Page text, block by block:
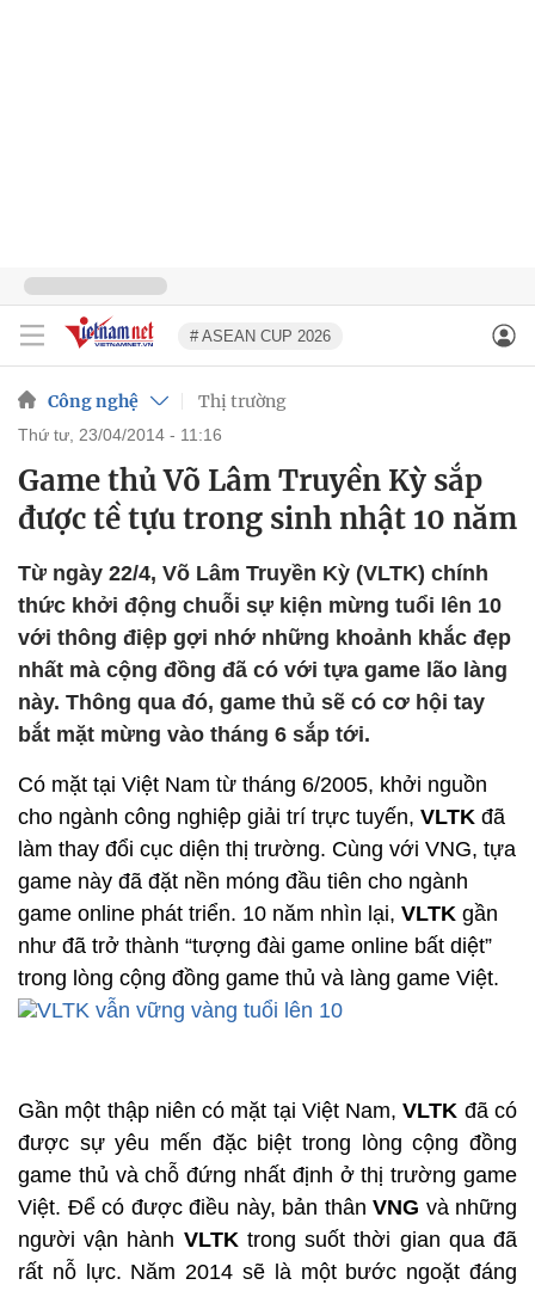
# ASEAN CUP 2026
Công nghệ Thị trường
thứ tư, 23/04/2014 - 11:16
Game thủ Võ Lâm Truyền Kỳ sắp
được tề tựu trong sinh nhật 10 năm
Từ ngày 22/4, Võ Lâm Truyền Kỳ (VLTK) chính
thức khởi động chuỗi sự kiện mừng tuổi lên 10
với thông điệp gợi nhớ những khoảnh khắc đẹp
nhất mà cộng đồng đã có với tựa game lão làng
này. Thông qua đó, game thủ sẽ có cơ hội tay
bắt mặt mừng vào tháng 6 sắp tới.
Có mặt tại Việt Nam từ tháng 6/2005, khởi nguồn
cho ngành công nghiệp giải trí trực tuyến, VLTK đã
làm thay đổi cục diện thị trường. Cùng với VNG, tựa
game này đã đặt nền móng đầu tiên cho ngành
game online phát triển. 10 năm nhìn lại, VLTK gần
như đã trở thành “tượng đài game online bất diệt”
trong lòng cộng đồng game thủ và làng game Việt.
Gần một thập niên có mặt tại Việt Nam,VLTK đã có
được sự yêu mến đặc biệt trong lòng cộng đồng
game thủ và chỗ đứng nhất định ở thị trường game
Việt. Để có được điều này, bản thân VNG và những
người vận hành VLTKtrong suốt thời gian qua đã
rất nỗ lực. Năm 2014 sẽ là một bước ngoặt đáng